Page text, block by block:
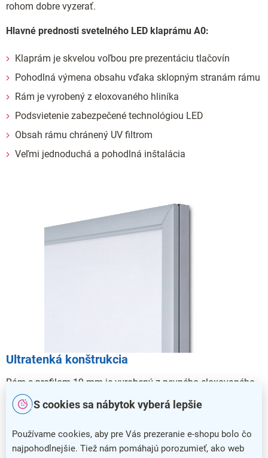
S cookies sa nábytok vyberá lepšie
Používame cookies, aby pre Vás prezeranie e-shopu bolo čo
najpohodlnejšie. Tiež nám pomáhajú porozumieť, ako web
rohom dobre vyzerať.
Hlavné prednosti svetelného LED klaprámu A0:
Klaprám je skvelou voľbou pre prezentáciu tlačovín
Pohodlná výmena obsahu vďaka sklopným stranám rámu
Rám je vyrobený z eloxovaného hliníka
Podsvietenie zabezpečené technológiou LED
Obsah rámu chránený UV filtrom
Veľmi jednoduchá a pohodlná inštalácia
Ultratenká konštrukcia
Rám s profilom 19 mm je vyrobený z pevného eloxovaného
hliníka, ktorý je veľmi odolný a spoľahlivo tak ochráni
prezentovaný obsah.